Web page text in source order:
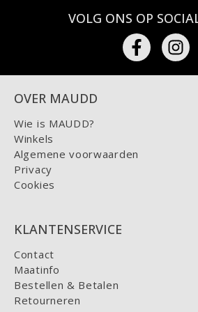
VOLG ONS OP
OVER MAUDD
Wie is MAUDD?
Winkels
Algemene voorwaarden
Privacy
Cookies
KLANTENSERVICE
Contact
Maatinfo
Bestellen & Betalen
Retourneren